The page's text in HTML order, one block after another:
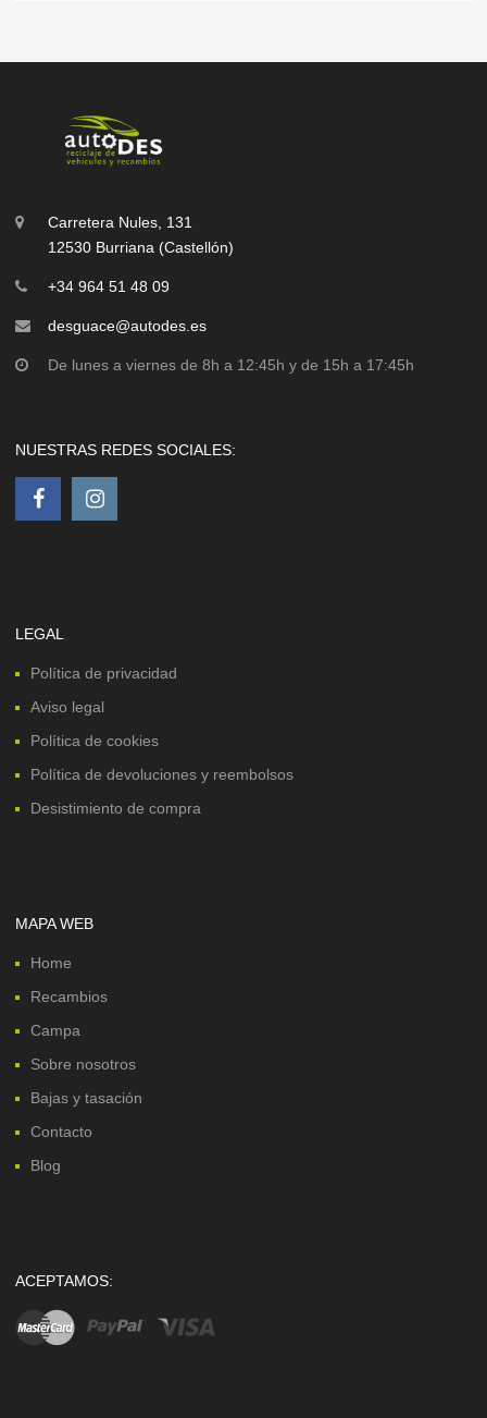
Carretera Nules, 131
12530 Burriana (Castellón)
+34 964 51 48 09
desguace@autodes.es
De lunes a viernes de 8h a 12:45h y de 15h a 17:45h
NUESTRAS REDES SOCIALES:
LEGAL
Política de privacidad
Aviso legal
Política de cookies
Política de devoluciones y reembolsos
Desistimiento de compra
MAPA WEB
Home
Recambios
Campa
Sobre nosotros
Bajas y tasación
Contacto
Blog
ACEPTAMOS: